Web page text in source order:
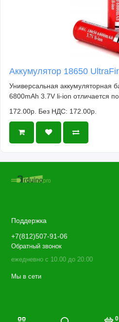
0
Аккумулятор 18650
Универсальная аккумуляторная
6800mAh 3.7V li-ion отличается
172.00р. Без НДС: 172.00р.
Поддержка
+7(812)507-91-06
Обратный звонок
ежедневно с 10.00 до 20.00
Мы в сети